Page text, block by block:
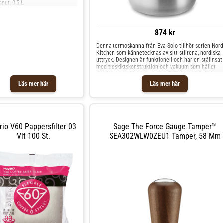
Läs mer här
0,5 L
874 kr
Läs mer här
Denna termoskanna från Eva Solo tillhör serien
Kitchen som kännetecknas av sitt stilrena, nordiska
uttryck. Designen är funktionell och har en
med treskiktskonstruktion och vakuum som håller
drycken varm längre, samt en hällpip som är helt
droppfri. Handtaget är tillverkat i ek och kannan i
rostfritt stål, vilket gör den slitstark och stöttålig.
Shoppa Termosar och mer Vatten Kaffe & Te hos
V60 Pappersfilter 03
Vit 100 St.
Sage The Force Gauge Tamper™
SEA302WLW0ZEU1 Tamper, 58 Mm